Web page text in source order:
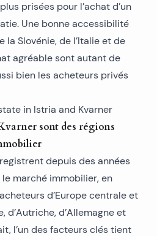
prisées pour l’achat d’un
Une bonne accessibilité
la Slovénie, de l’Italie et de
agréable sont autant de
bien les acheteurs privés
sont des régions
depuis des années
marché immobilier, en
d’Europe centrale et
d’Autriche, d’Allemagne et
l’un des facteurs clés tient